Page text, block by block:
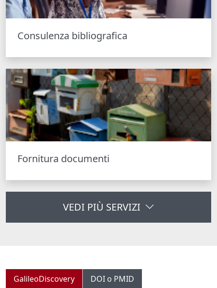
Consulenza bibliografica
Fornitura documenti
VEDI PIÙ SERVIZI
GalileoDiscovery DOI o PMID